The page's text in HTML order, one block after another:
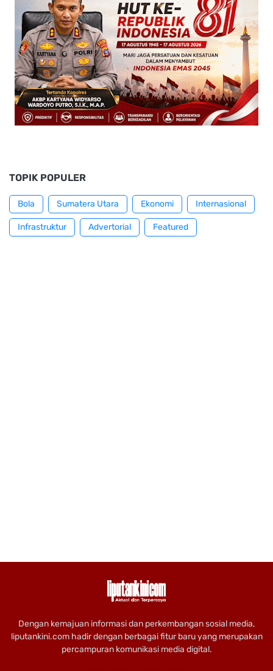
TOPIK POPULER
Bola Sumatera Utara Ekonomi Internasional
Infrastruktur Advertorial Featured
Dengan kemajuan informasi dan perkembangan sosial media,
liputankini.com hadir dengan berbagai fitur baru yang merupakan
percampuran komunikasi media digital.